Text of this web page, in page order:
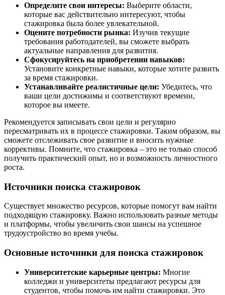
Определите свои интересы: Выберите области,
которые вас действительно интересуют, чтобы
стажировка была более увлекательной.
Оцените потребности рынка: Изучив текущие
требования работодателей, вы сможете выбрать
актуальные направления для развития.
Сфокусируйтесь на приобретении навыков:
Установите конкретные навыки, которые хотите развить
за время стажировки.
Устанавливайте реалистичные цели: Убедитесь, что
ваши цели достижимы и соответствуют времени,
которое вы имеете.
Рекомендуется записывать свои цели и регулярно
пересматривать их в процессе стажировки. Таким образом, вы
сможете отслеживать свое развитие и вносить нужные
коррективы. Помните, что стажировка – это не только способ
получить практический опыт, но и возможность личностного
роста.
Источники поиска стажировок
Существует множество ресурсов, которые помогут вам найти
подходящую стажировку. Важно использовать разные методы
и платформы, чтобы увеличить свои шансы на успешное
трудоустройство во время учебы.
Основные источники для поиска стажировок
Университетские карьерные центры: Многие
колледжи и университеты предлагают ресурсы для
студентов, чтобы помочь им найти стажировки. Это